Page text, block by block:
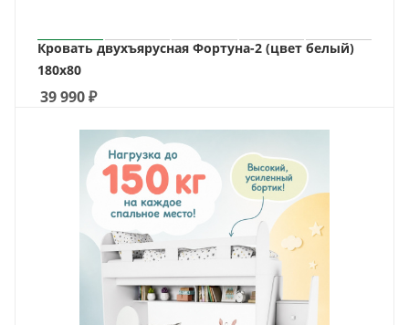
Кровать двухъярусная Фортуна-2 (цвет белый)
180х80
39 990₽